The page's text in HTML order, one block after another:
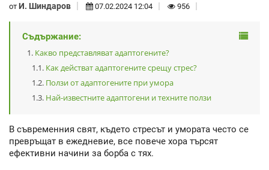
от И. Шиндаров 07.02.2024 12:04 956
Съдържание:
Какво представляват адаптогените?
Как действат адаптогените срещу стрес?
Ползи от адаптогените при умора
Най-известните адаптогени и техните ползи
В съвременния свят, където стресът и умората често се
превръщат в ежедневие, все повече хора търсят
ефективни начини за борба с тях.